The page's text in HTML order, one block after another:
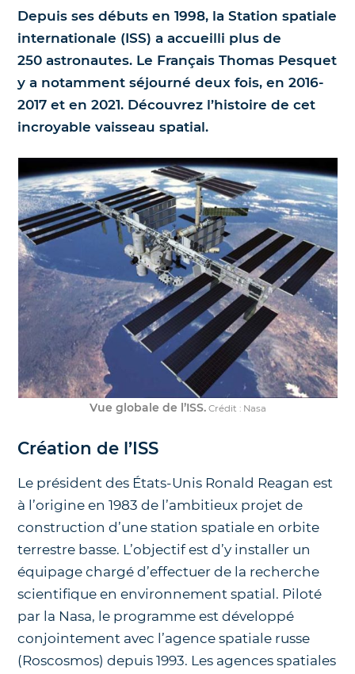
Science et exploration spatiale
Le coin des enfants
Nos jumelles pour l'astronomie
Depuis ses débuts en 1998, la Station spatiale
internationale (ISS) a accueilli plus de
250 astronautes. Le Français Thomas Pesquet
y a notamment séjourné deux fois, en 2016-
2017 et en 2021. Découvrez l’histoire de cet
incroyable vaisseau spatial.
Vue globale de l’ISS.Crédit : Nasa
Création de l’ISS
Le président des États-Unis Ronald Reagan est
à l’origine en 1983 de l’ambitieux projet de
construction d’une station spatiale en orbite
terrestre basse. L’objectif est d’y installer un
équipage chargé d’effectuer de la recherche
scientifique en environnement spatial. Piloté
par la Nasa, le programme est développé
conjointement avec l’agence spatiale russe
(Roscosmos) depuis 1993. Les agences spatiales